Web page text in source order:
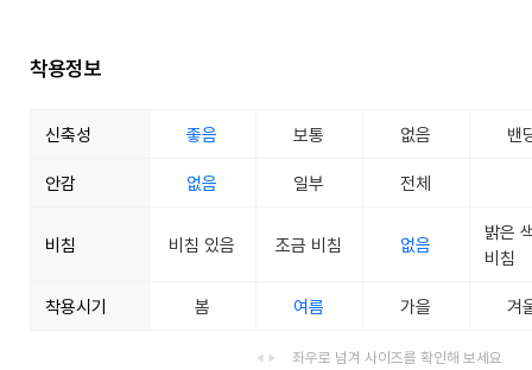
착용정보
신축성 좋음 보통 없음 밴
안감 없음 일부 전체
비침 비침 있음 조금 비침 없음
밝은
비침
착용시기 봄 여름 가을 겨
좌우로 넘겨 사이즈를 확인해 보세요